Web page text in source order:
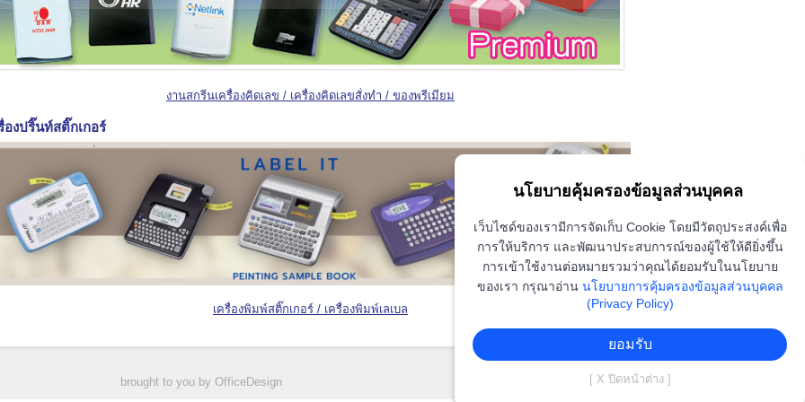
งานสกรีนเครื่องคิดเลข / เครื่องคิดเลขสั่งทำ / ของพรีเมียม
องปริ๊นท์สติ๊กเกอร์
เครื่องพิมพ์สติ๊กเกอร์ / เครื่องพิมพ์เลเบล
brought to you by OfficeDesign
นโยบายคุ้มครองข้อมูลส่วนบุคคล
เว็บไซด์ของเรามีการจัดเก็บ Cookie โดยมีวัตถุประสงค์เพื่อ
การให้บริการ และพัฒนาประสบการณ์ของผู้ใช้ให้ดียิ่งขึ้น
การเข้าใช้งานต่อหมายรวมว่าคุณได้ยอมรับในนโยบาย
ของเรา กรุณาอ่าน นโยบายการคุ้มครองข้อมูลส่วนบุคคล
(Privacy Policy)
ยอมรับ
[ X ปิดหน้าต่าง ]